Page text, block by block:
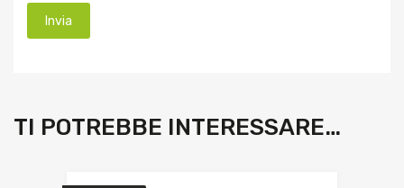
TI POTREBBE INTERESSARE…